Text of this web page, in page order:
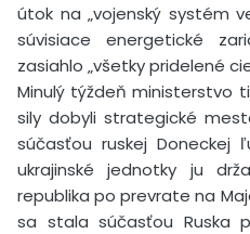
útok na „vojenský systém
súvisiace energetické
zasiahlo „všetky pridelené
Minulý týždeň ministerstvo
sily dobyli strategické
súčasťou ruskej Doneckej
ukrajinské jednotky ju
republika po prevrate na
sa stala súčasťou Ruska